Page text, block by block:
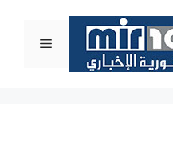
القائمة